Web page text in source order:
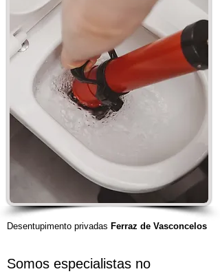
Desentupimento privadas Ferraz de Vasconcelos
Somos especialistas no